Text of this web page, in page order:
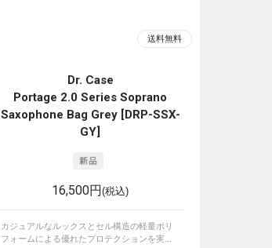
Dr. Case
Portage 2.0 Series Soprano
Saxophone Bag Grey [DRP-SSX-
GY]
16,500円(税込)
カジュアルなルックスとセル構造の軽量ポリ
フォームによる優れたプロテクションを実...